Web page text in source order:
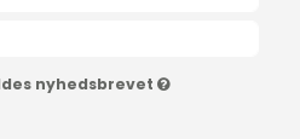
nyhedsbrevet